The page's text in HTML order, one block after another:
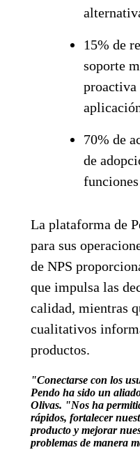
15% de
soporte
proactiva
70% de
de
funciones
La plataforma de
para sus
de NPS
que impulsa las
calidad, mientras
cualitativos
productos.
"Conectarse con los
Pendo ha sido un
Olivas. "Nos ha
rápidos, fortalecer
producto y mejorar
problemas de manera